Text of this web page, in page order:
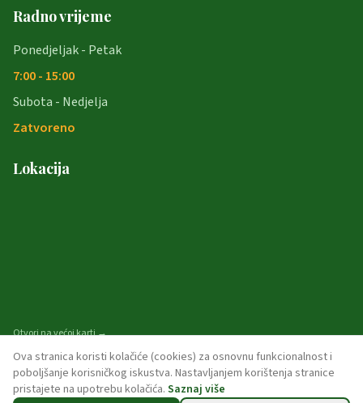
Radno vrijeme
Ponedjeljak - Petak
7:00 - 15:00
Subota - Nedjelja
Zatvoreno
Lokacija
Otvori na većoj karti →
Ova stranica koristi kolačiće (cookies) za osnovnu funkcionalnost i
poboljšanje korisničkog iskustva. Nastavljanjem korištenja stranice
pristajete na upotrebu kolačića. Saznaj više